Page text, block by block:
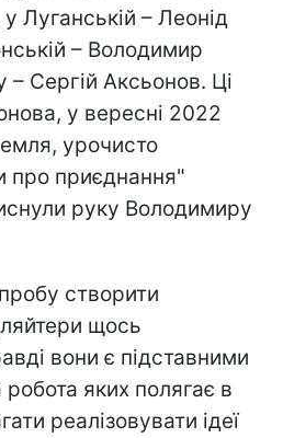
Луганській – Леонід
– Володимир
Сергій Аксьонов. Ці
у вересні 2022
урочисто
про приєднання"
руку Володимиру
створити
щось
вони є підставними
яких полягає в
реалізовувати ідеї